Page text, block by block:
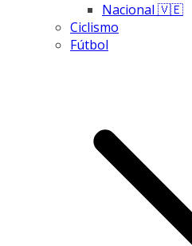
Nacional 🇻🇪
Ciclismo
Fútbol